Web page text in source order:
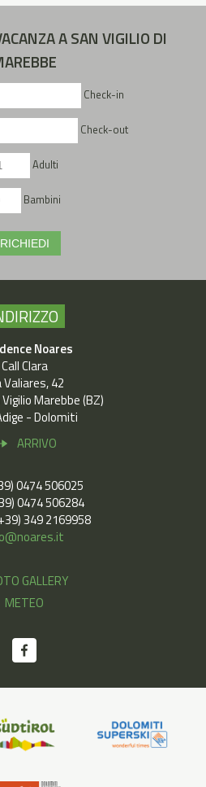
A SAN VIGILIO DI
Check-in
Check-out
Adulti
Bambini
RICHIEDI
Noares
Call Clara
Valiares, 42
Marebbe (BZ)
- Dolomiti
ARRIVO
0474 506025
0474 506284
349 2169958
GALLERY
METEO